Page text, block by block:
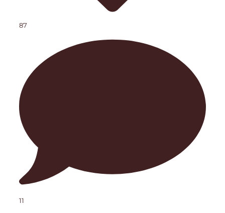
87
11